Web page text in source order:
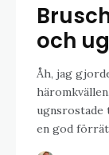
och
Åh, jag
ugnsrostade
en god